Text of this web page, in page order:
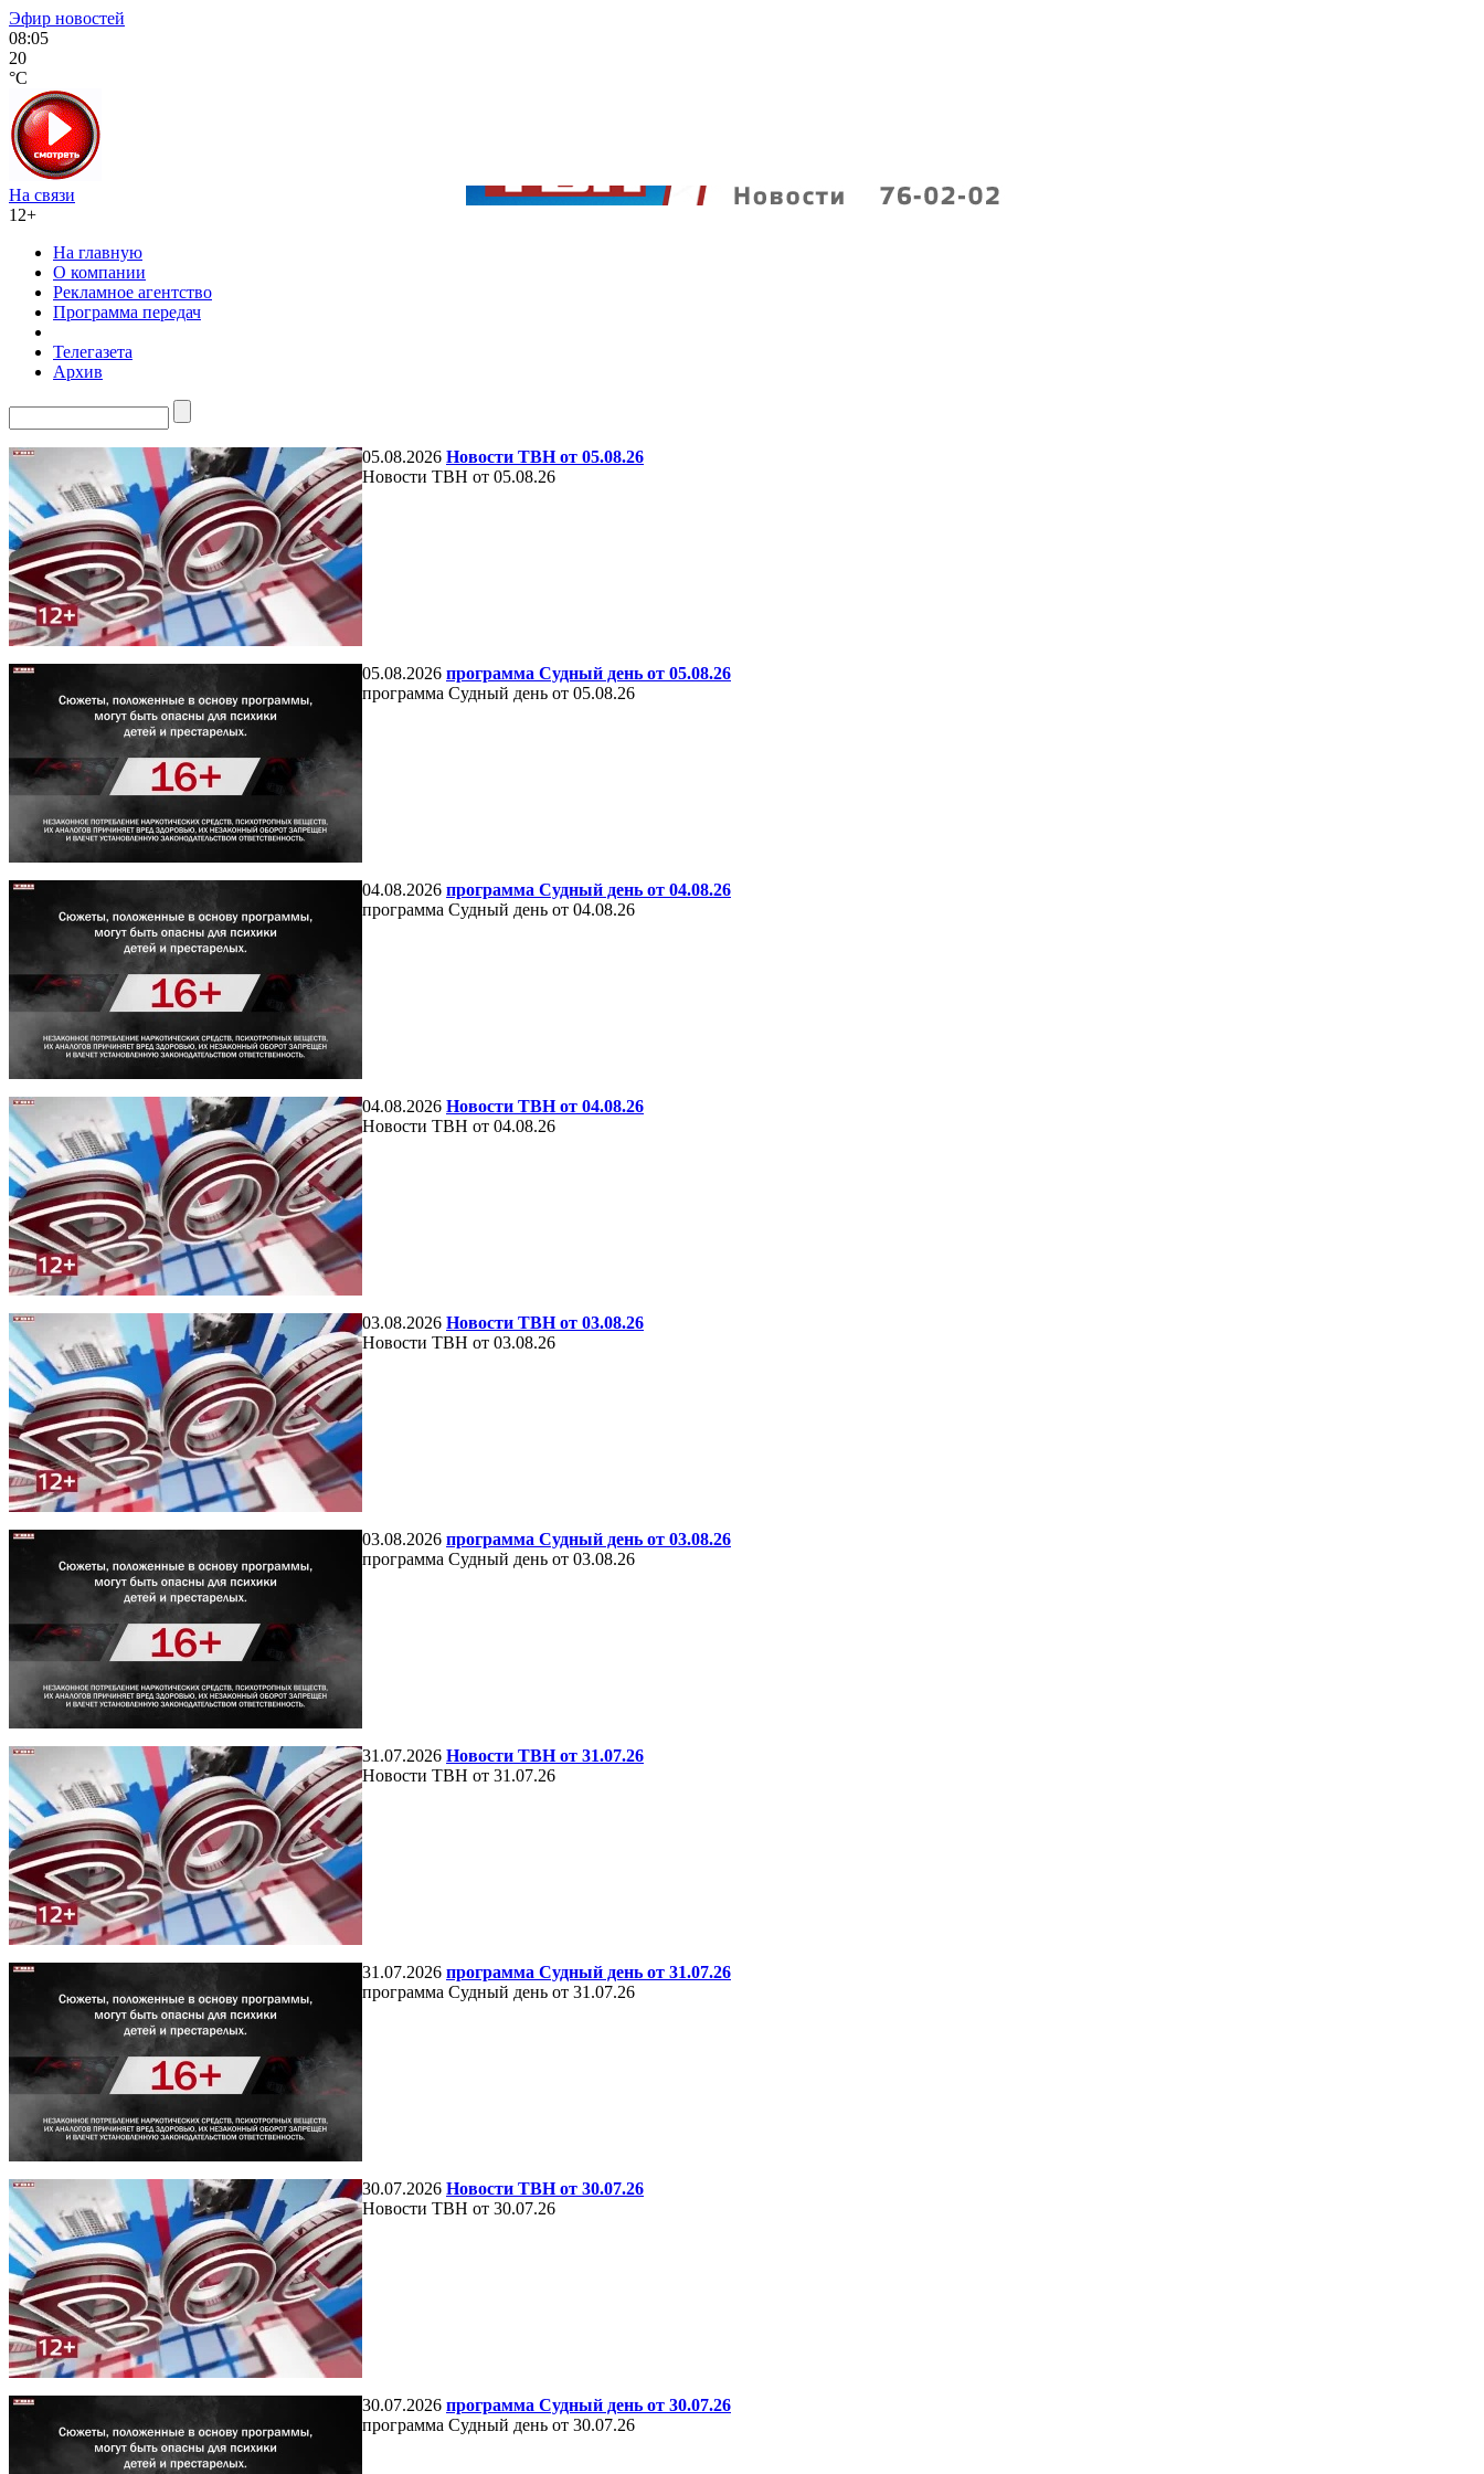
Эфир новостей
08:05
20
°C
На связи
12+
На главную
О компании
Рекламное агентство
Программа передач
Телегазета
Архив
05.08.2026 Новости ТВН от 05.08.26
Новости ТВН от 05.08.26
05.08.2026 программа Судный день от 05.08.26
программа Судный день от 05.08.26
04.08.2026 программа Судный день от 04.08.26
программа Судный день от 04.08.26
04.08.2026 Новости ТВН от 04.08.26
Новости ТВН от 04.08.26
03.08.2026 Новости ТВН от 03.08.26
Новости ТВН от 03.08.26
03.08.2026 программа Судный день от 03.08.26
программа Судный день от 03.08.26
31.07.2026 Новости ТВН от 31.07.26
Новости ТВН от 31.07.26
31.07.2026 программа Судный день от 31.07.26
программа Судный день от 31.07.26
30.07.2026 Новости ТВН от 30.07.26
Новости ТВН от 30.07.26
30.07.2026 программа Судный день от 30.07.26
программа Судный день от 30.07.26